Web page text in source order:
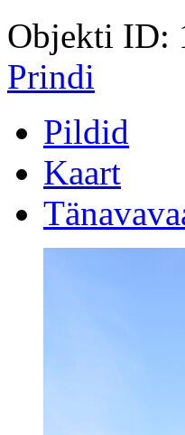
Objekti ID:
Prindi
Pildid
Kaart